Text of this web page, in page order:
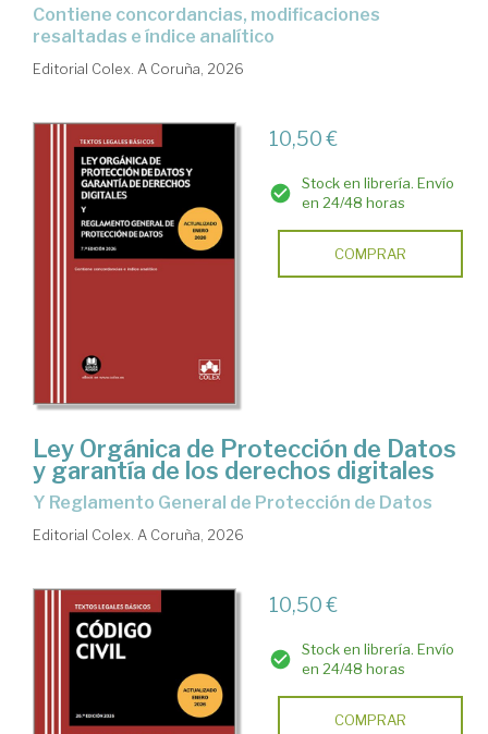
Contiene concordancias, modificaciones
resaltadas e índice analítico
Editorial Colex. A Coruña, 2026
10,50 €
Stock en librería. Envío
en 24/48 horas
COMPRAR
Ley Orgánica de Protección de Datos
y garantía de los derechos digitales
y Reglamento General de Protección de Datos
Editorial Colex. A Coruña, 2026
10,50 €
Stock en librería. Envío
en 24/48 horas
COMPRAR